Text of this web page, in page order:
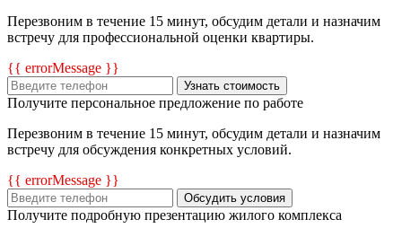
Перезвоним в течение 15 минут, обсудим детали и назначим
встречу для профессиональной оценки квартиры.
{{ errorMessage }}
Узнать стоимость
Получите персональное предложение по работе
Перезвоним в течение 15 минут, обсудим детали и назначим
встречу для обсуждения конкретных условий.
{{ errorMessage }}
Обсудить условия
Получите подробную презентацию жилого комплекса